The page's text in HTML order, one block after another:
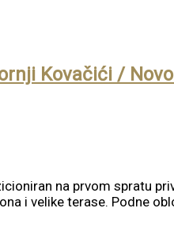
Kovačići /
na prvom spratu
i velike terase. Podne